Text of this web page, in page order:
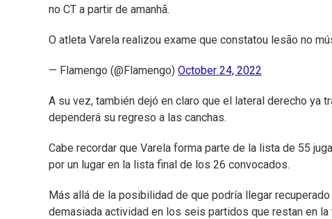
no CT a partir de amanhã.
O atleta Varela realizou exame que constatou lesão no
— Flamengo (@Flamengo) October 24, 2022
A su vez, también dejó en claro que el lateral derecho ya
dependerá su regreso a las canchas.
Cabe recordar que Varela forma parte de la lista de 55
por un lugar en la lista final de los 26 convocados.
Más allá de la posibilidad de que podría llegar
demasiada actividad en los seis partidos que restan en